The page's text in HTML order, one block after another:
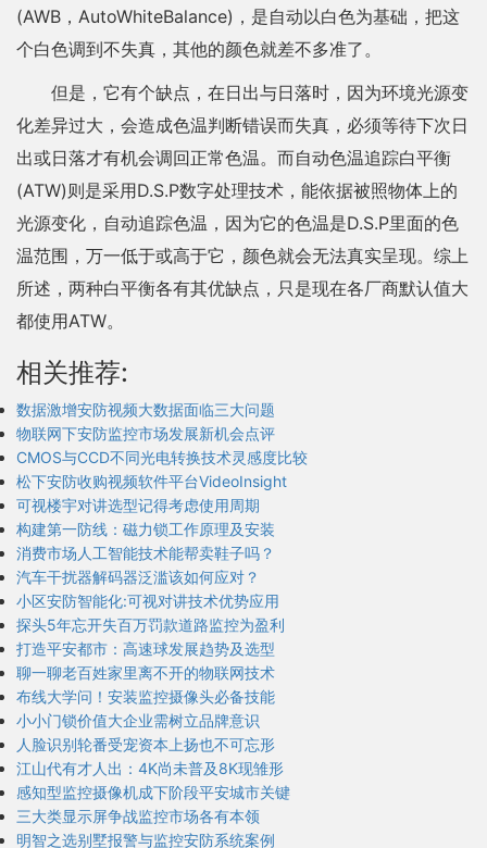
(AWB，AutoWhiteBalance)，是自动以白色为基础，把这
个白色调到不失真，其他的颜色就差不多准了。
但是，它有个缺点，在日出与日落时，因为环境光源变
化差异过大，会造成色温判断错误而失真，必须等待下次日
出或日落才有机会调回正常色温。而自动色温追踪白平衡
(ATW)则是采用D.S.P数字处理技术，能依据被照物体上的
光源变化，自动追踪色温，因为它的色温是D.S.P里面的色
温范围，万一低于或高于它，颜色就会无法真实呈现。综上
所述，两种白平衡各有其优缺点，只是现在各厂商默认值大
都使用ATW。
相关推荐:
数据激增安防视频大数据面临三大问题
物联网下安防监控市场发展新机会点评
CMOS与CCD不同光电转换技术灵感度比较
松下安防收购视频软件平台VideoInsight
可视楼宇对讲选型记得考虑使用周期
构建第一防线：磁力锁工作原理及安装
消费市场人工智能技术能帮卖鞋子吗？
汽车干扰器解码器泛滥该如何应对？
小区安防智能化:可视对讲技术优势应用
探头5年忘开失百万罚款道路监控为盈利
打造平安都市：高速球发展趋势及选型
聊一聊老百姓家里离不开的物联网技术
布线大学问！安装监控摄像头必备技能
小小门锁价值大企业需树立品牌意识
人脸识别轮番受宠资本上扬也不可忘形
江山代有才人出：4K尚未普及8K现雏形
感知型监控摄像机成下阶段平安城市关键
三大类显示屏争战监控市场各有本领
明智之选别墅报警与监控安防系统案例